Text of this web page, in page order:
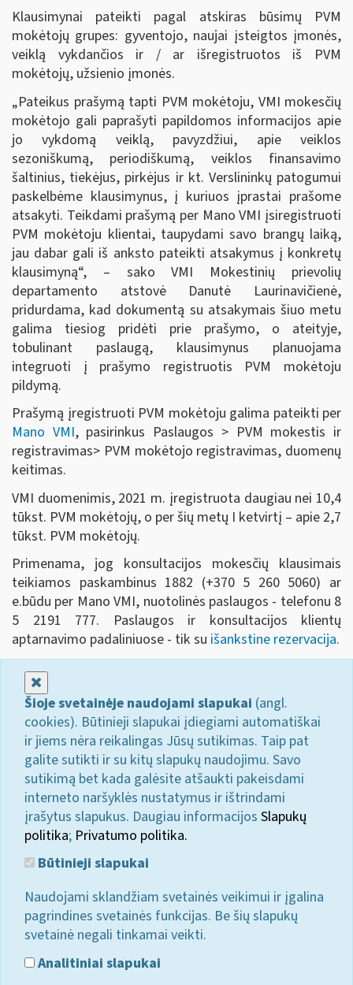
Klausimynai pateikti pagal atskiras būsimų PVM
mokėtojų grupes: gyventojo, naujai įsteigtos įmonės,
veiklą vykdančios ir / ar išregistruotos iš PVM
mokėtojų, užsienio įmonės.
„Pateikus prašymą tapti PVM mokėtoju, VMI mokesčių
mokėtojo gali paprašyti papildomos informacijos apie
jo vykdomą veiklą, pavyzdžiui, apie veiklos
sezoniškumą, periodiškumą, veiklos finansavimo
šaltinius, tiekėjus, pirkėjus ir kt. Verslininkų patogumui
paskelbėme klausimynus, į kuriuos įprastai prašome
atsakyti. Teikdami prašymą per Mano VMI įsiregistruoti
PVM mokėtoju klientai, taupydami savo brangų laiką,
jau dabar gali iš anksto pateikti atsakymus į konkretų
klausimyną“, – sako VMI Mokestinių prievolių
departamento atstovė Danutė Laurinavičienė,
pridurdama, kad dokumentą su atsakymais šiuo metu
galima tiesiog pridėti prie prašymo, o ateityje,
tobulinant paslaugą, klausimynus planuojama
integruoti į prašymo registruotis PVM mokėtoju
pildymą.
Prašymą įregistruoti PVM mokėtoju galima pateikti per
Mano VMI, pasirinkus Paslaugos > PVM mokestis ir
registravimas> PVM mokėtojo registravimas, duomenų
keitimas.
VMI duomenimis, 2021 m. įregistruota daugiau nei 10,4
tūkst. PVM mokėtojų, o per šių metų I ketvirtį – apie 2,7
tūkst. PVM mokėtojų.
Primenama, jog konsultacijos mokesčių klausimais
teikiamos paskambinus 1882 (+370 5 260 5060) ar
e.būdu per Mano VMI, nuotolinės paslaugos - telefonu 8
5 2191 777. Paslaugos ir konsultacijos klientų
aptarnavimo padaliniuose - tik su išankstine rezervacija.
Šioje svetainėje naudojami slapukai (angl.
cookies). Būtinieji slapukai įdiegiami automatiškai
ir jiems nėra reikalingas Jūsų sutikimas. Taip pat
galite sutikti ir su kitų slapukų naudojimu. Savo
sutikimą bet kada galėsite atšaukti pakeisdami
interneto naršyklės nustatymus ir ištrindami
įrašytus slapukus. Daugiau informacijos Slapukų
politika; Privatumo politika.
Būtinieji slapukai
Naudojami sklandžiam svetainės veikimui ir įgalina
pagrindines svetainės funkcijas. Be šių slapukų
svetainė negali tinkamai veikti.
Analitiniai slapukai